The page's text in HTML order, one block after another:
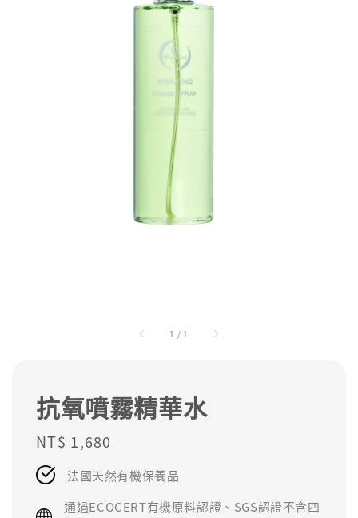
1 / 1
抗氧噴霧精華水
Regular
price
NT$ 1,680
法國天然有機保養品
通過ECOCERT有機原料認證、SGS認證不含四